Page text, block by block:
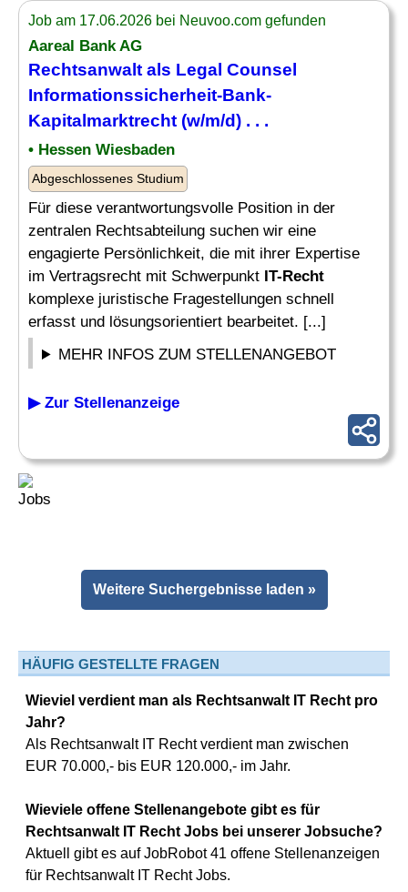
Job am 17.06.2026 bei Neuvoo.com gefunden
Aareal Bank AG
Rechtsanwalt als Legal Counsel
Informationssicherheit-Bank-
Kapitalmarktrecht (w/m/d) . . .
• Hessen Wiesbaden
Abgeschlossenes Studium
Für diese verantwortungsvolle Position in der
zentralen Rechtsabteilung suchen wir eine
engagierte Persönlichkeit, die mit ihrer Expertise
im Vertragsrecht mit Schwerpunkt IT-Recht
komplexe juristische Fragestellungen schnell
erfasst und lösungsorientiert bearbeitet. [...]
MEHR INFOS ZUM STELLENANGEBOT
▶ Zur Stellenanzeige
Weitere Suchergebnisse laden »
HÄUFIG GESTELLTE FRAGEN
Wieviel verdient man als Rechtsanwalt IT Recht pro
Jahr?
Als Rechtsanwalt IT Recht verdient man zwischen
EUR 70.000,- bis EUR 120.000,- im Jahr.
Wieviele offene Stellenangebote gibt es für
Rechtsanwalt IT Recht Jobs bei unserer Jobsuche?
Aktuell gibt es auf JobRobot 41 offene Stellenanzeigen
für Rechtsanwalt IT Recht Jobs.